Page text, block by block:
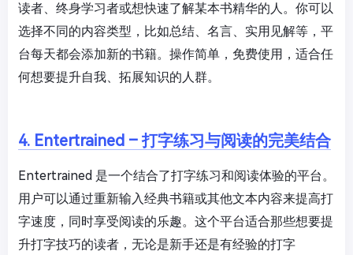
读者、终身学习者或想快速了解某本书精华的人。你可以
选择不同的内容类型，比如总结、名言、实用见解等，平
台每天都会添加新的书籍。操作简单，免费使用，适合任
何想要提升自我、拓展知识的人群。
4. Entertrained – 打字练习与阅读的完美结合
Entertrained 是一个结合了打字练习和阅读体验的平台。
用户可以通过重新输入经典书籍或其他文本内容来提高打
字速度，同时享受阅读的乐趣。这个平台适合那些想要提
升打字技巧的读者，无论是新手还是有经验的打字